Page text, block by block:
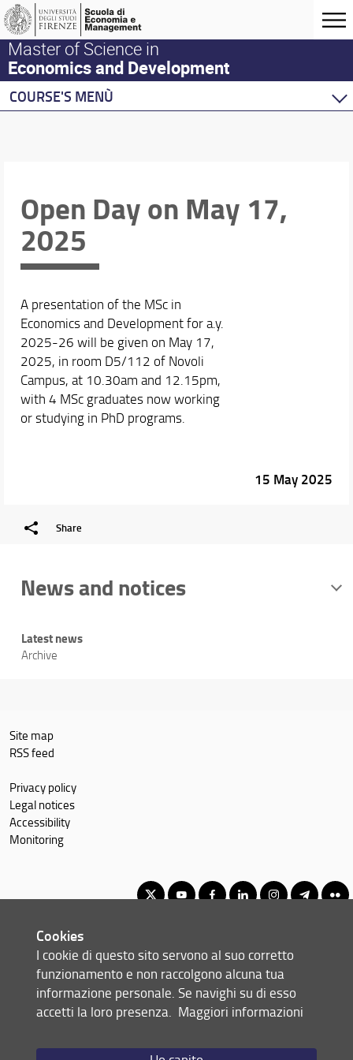
Master of Science in
Economics and Development
COURSE'S MENÙ
Economics
Behavioural Economics
Double Degree Programs
Open Day on May 17,
2025
A presentation of the MSc in
Economics and Development for a.y.
2025-26 will be given on May 17,
2025, in room D5/112 of Novoli
Campus, at 10.30am and 12.15pm,
with 4 MSc graduates now working
or studying in PhD programs.
15 May 2025
Share
News and notices
Latest news
Archive
Site map
RSS feed
Privacy policy
Legal notices
Accessibility
Monitoring
© Copyright 2012-2026 Università degli Studi di Firenze UNIFI
P.IVA/Cod.Fis 01279680480
Via delle Pandette, 32 - 50127 Firenze (FI)
Cookies
I cookie di questo sito servono al suo corretto
funzionamento e non raccolgono alcuna tua
informazione personale. Se navighi su di esso
accetti la loro presenza. Maggiori informazioni